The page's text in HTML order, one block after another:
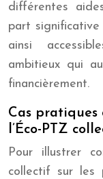
différentes
part
ainsi
ambitieux qui
financièrement.
Cas pratiques
l’Éco-PTZ
Pour illustrer
collectif sur les